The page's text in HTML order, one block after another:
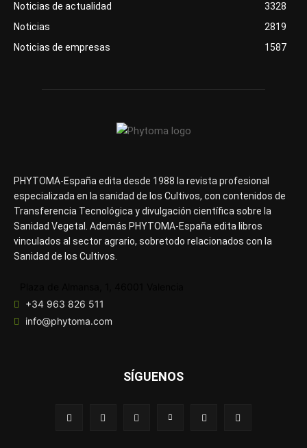
Noticias de actualidad
3328
Noticias
2819
Noticias de empresas
1587
PHYTOMA-España edita desde 1988 la revista profesional
especializada en la sanidad de los Cultivos, con contenidos de
Transferencia Tecnológica y divulgación científica sobre la
Sanidad Vegetal. Además PHYTOMA-España edita libros
vinculados al sector agrario, sobretodo relacionados con la
Sanidad de los Cultivos.
+34 963 826 511
info@phytoma.com
SÍGUENOS